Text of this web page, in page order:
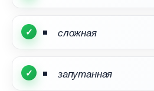
сложная
запутанная